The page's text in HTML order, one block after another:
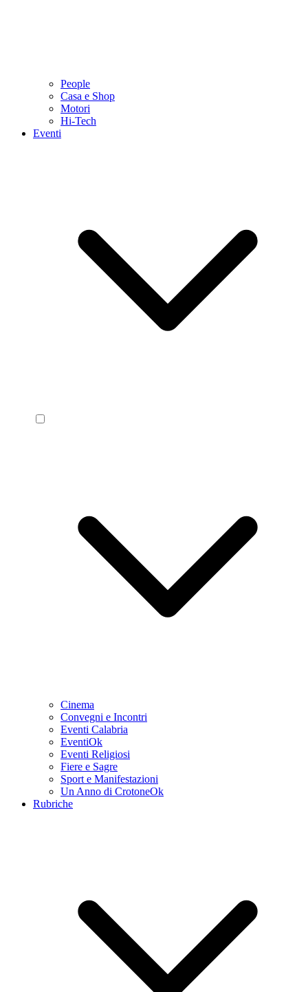
People
Casa e Shop
Motori
Hi-Tech
Eventi
Cinema
Convegni e Incontri
Eventi Calabria
EventiOk
Eventi Religiosi
Fiere e Sagre
Sport e Manifestazioni
Un Anno di CrotoneOk
Rubriche